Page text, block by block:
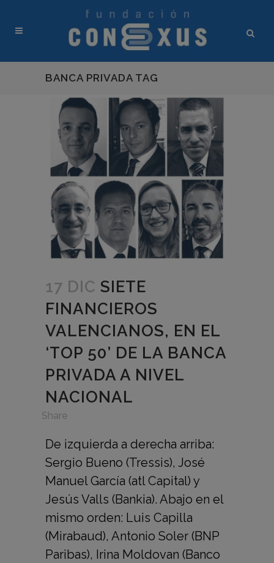
BANCA PRIVADA TAG
17 DIC SIETE
FINANCIEROS
VALENCIANOS, EN EL
‘TOP 50’ DE LA BANCA
PRIVADA A NIVEL
NACIONAL
Share
De izquierda a derecha arriba:
Sergio Bueno (Tressis), José
Manuel García (atl Capital) y
Jesús Valls (Bankia). Abajo en el
mismo orden: Luis Capilla
(Mirabaud), Antonio Soler (BNP
Paribas), Irina Moldovan (Banco